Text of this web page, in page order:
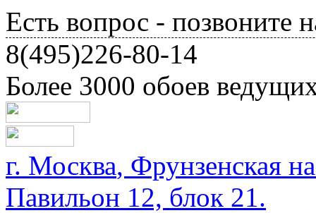
Есть вопрос - позвоните
8(495)226-80-14
Более 3000 обоев
г. Москва, Фрунзенская
Павильон 12, блок 21.